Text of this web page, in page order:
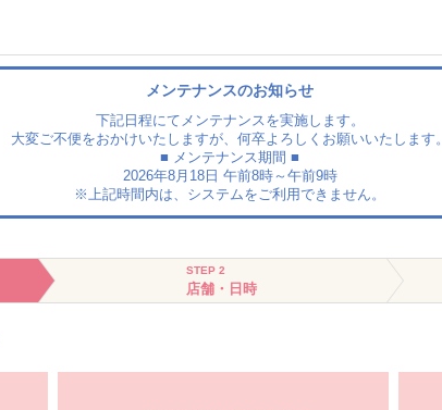
メンテナンスのお知らせ
下記日程にてメンテナンスを実施します。
大変ご不便をおかけいたしますが、何卒よろしくお願いいたします。
■ メンテナンス期間 ■
2026年8月18日 午前8時～午前9時
※上記時間内は、システムをご利用できません。
STEP 2
店舗・日時